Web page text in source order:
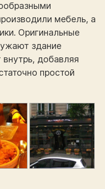
мебель, а
Оригинальные
здание
добавляя
простой